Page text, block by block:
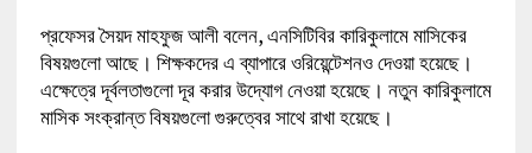
প্রফেসর সৈয়দ মাহফুজ আলী বলেন, এনসিটিবির কারিকুলামে মাসিকের
বিষয়গুলো আছে। শিক্ষকদের এ ব্যাপারে ওরিয়েন্টেশনও দেওয়া হয়েছে।
এক্ষেত্রে দূর্বলতাগুলো দূর করার উদ্যোগ নেওয়া হয়েছে। নতুন কারিকুলামে
মাসিক সংক্রান্ত বিষয়গুলো গুরুত্বের সাথে রাখা হয়েছে।